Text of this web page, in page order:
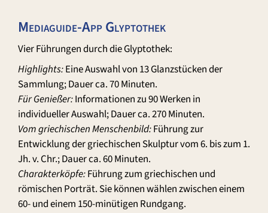
Mediaguide-App Glyptothek
Vier Führungen durch die Glyptothek:
Highlights:Eine Auswahl von 13 Glanzstücken der
Sammlung; Dauer ca. 70 Minuten.
Für Genießer:Informationen zu 90 Werken in
individueller Auswahl; Dauer ca. 270 Minuten.
Vom griechischen Menschenbild:Führung zur
Entwicklung der griechischen Skulptur vom 6. bis zum 1.
Jh. v. Chr.; Dauer ca. 60 Minuten.
Charakterköpfe:Führung zum griechischen und
römischen Porträt. Sie können wählen zwischen einem
60- und einem 150-minütigen Rundgang.